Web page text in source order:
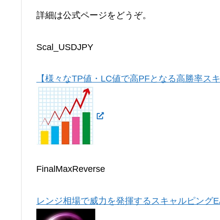
詳細は公式ページをどうぞ。
Scal_USDJPY
【様々なTP値・LC値で高PFとなる高勝率スキ
FinalMaxReverse
レンジ相場で威力を発揮するスキャルピング